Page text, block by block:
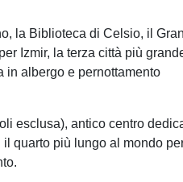
la Biblioteca di Celsio, il
Izmir, la terza città più
in albergo e pernottamento
esclusa), antico centro
quarto più lungo al mondo